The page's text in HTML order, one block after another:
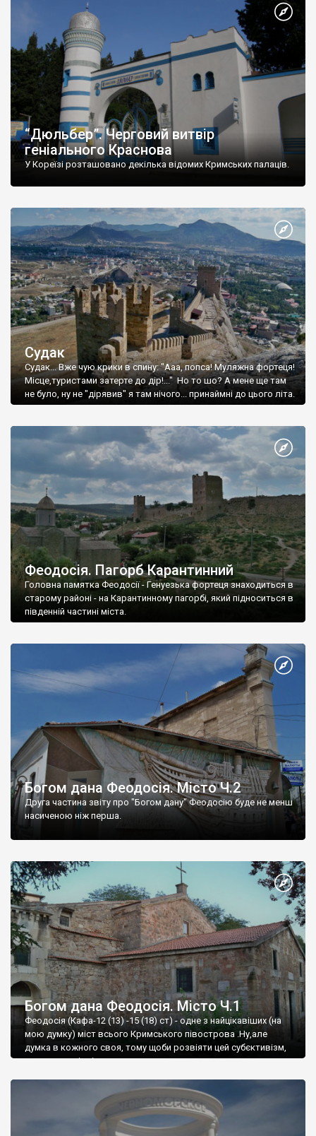
“Дюльбер”. Черговий витвір
геніального Краснова
У Кореїзі розташовано декілька відомих Кримських палаців.
Судак
Судак... Вже чую крики в спину: "Ааа, попса! Муляжна фортеця!
Місце,туристами затерте до дір!..." Но то шо? А мене ще там
не було, ну не "дірявив" я там нічого... принаймні до цього літа.
Феодосія. Пагорб Карантинний
Головна памятка Феодосії - Генуезька фортеця знаходиться в
старому районі - на Карантинному пагорбі, який підноситься в
південній частині міста.
Богом дана Феодосія. Місто Ч.2
Друга частина звіту про "Богом дану" Феодосію буде не менш
насиченою ніж перша.
Богом дана Феодосія. Місто Ч.1
Феодосія (Кафа-12 (13) -15 (18) ст) - одне з найцікавіших (на
мою думку) міст всього Кримського півострова .Ну,але
думка в кожного своя, тому щоби розвіяти цей субєктивізм,
запрошую відвідати це